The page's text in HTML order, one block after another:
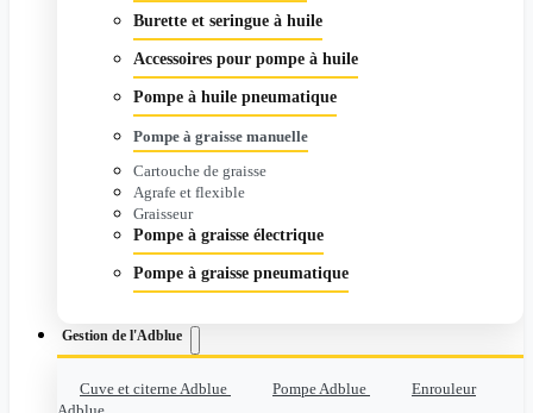
Burette et seringue à huile
Accessoires pour pompe à huile
Pompe à huile pneumatique
Pompe à graisse manuelle
Cartouche de graisse
Agrafe et flexible
Graisseur
Pompe à graisse électrique
Pompe à graisse pneumatique
Gestion de l'Adblue
Cuve et citerne Adblue Pompe Adblue
Enrouleur